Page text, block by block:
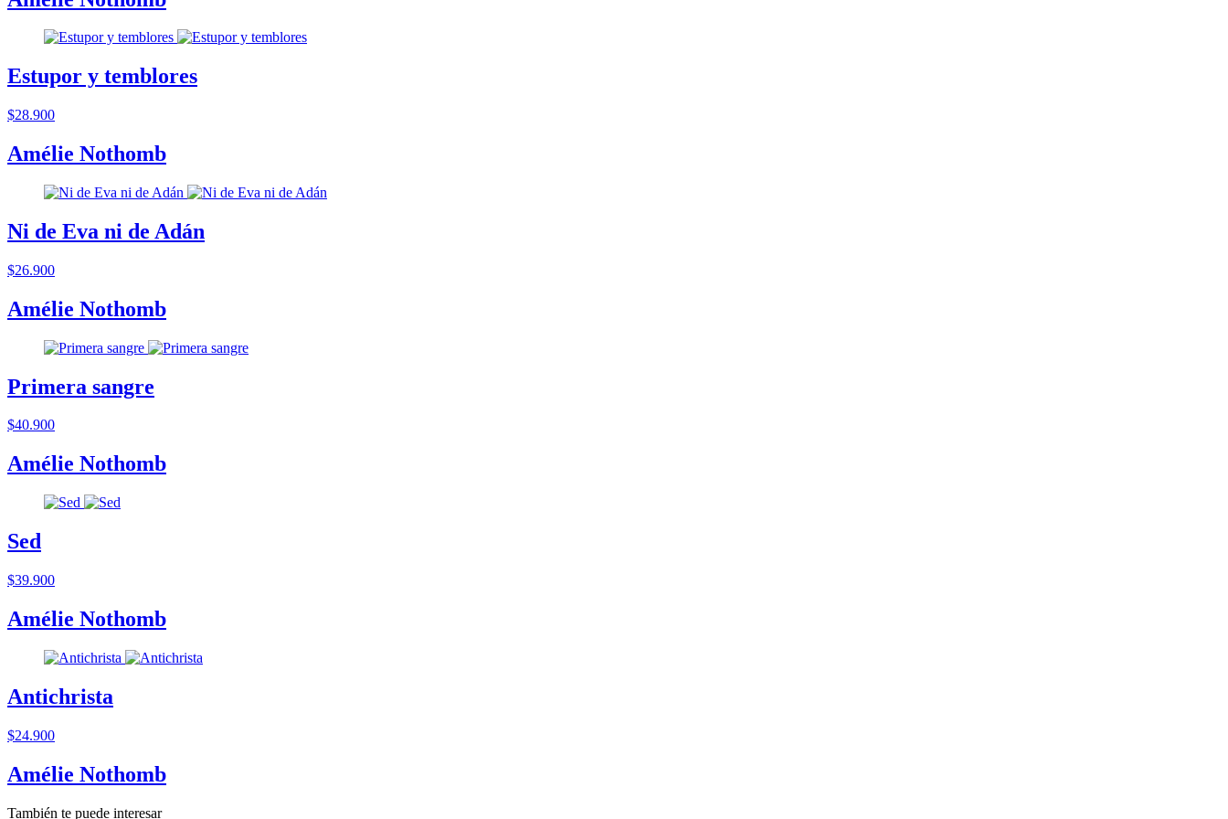
Estupor y temblores
$28.900
Amélie Nothomb
Ni de Eva ni de Adán
$26.900
Amélie Nothomb
Primera sangre
$40.900
Amélie Nothomb
Sed
$39.900
Amélie Nothomb
Antichrista
$24.900
Amélie Nothomb
También te puede interesar